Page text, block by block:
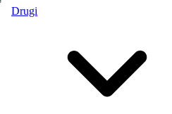
Drugi